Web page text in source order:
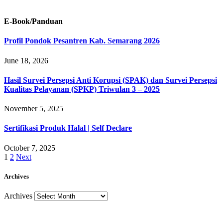
E-Book/Panduan
Profil Pondok Pesantren Kab. Semarang 2026
June 18, 2026
Hasil Survei Persepsi Anti Korupsi (SPAK) dan Survei Persepsi
Kualitas Pelayanan (SPKP) Triwulan 3 – 2025
November 5, 2025
Sertifikasi Produk Halal | Self Declare
October 7, 2025
1 2 Next
Archives
Archives